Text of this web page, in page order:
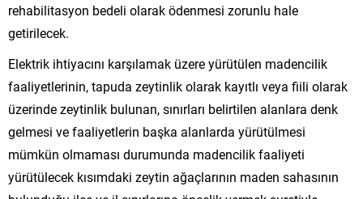
rehabilitasyon bedeli olarak ödenmesi zorunlu hale
getirilecek.
Elektrik ihtiyacını karşılamak üzere yürütülen madencilik
faaliyetlerinin, tapuda zeytinlik olarak kayıtlı veya fiili olarak
üzerinde zeytinlik bulunan, sınırları belirtilen alanlara denk
gelmesi ve faaliyetlerin başka alanlarda yürütülmesi
mümkün olmaması durumunda madencilik faaliyeti
yürütülecek kısımdaki zeytin ağaçlarının maden sahasının